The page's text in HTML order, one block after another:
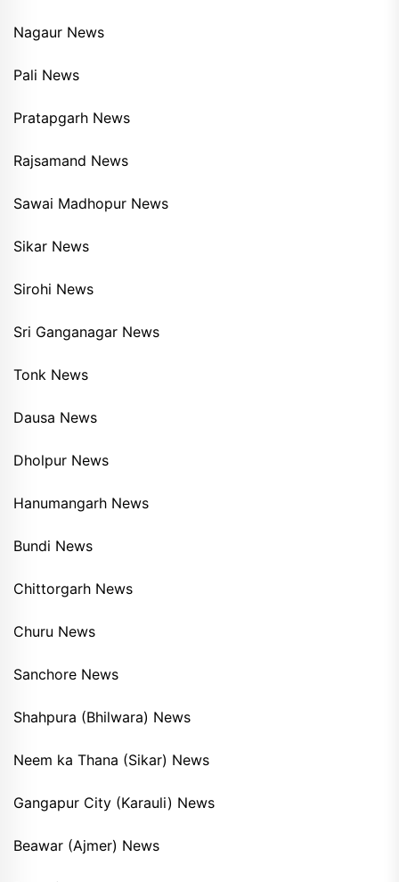
Nagaur News
Pali News
Pratapgarh News
Rajsamand News
Sawai Madhopur News
Sikar News
Sirohi News
Sri Ganganagar News
Tonk News
Dausa News
Dholpur News
Hanumangarh News
Bundi News
Chittorgarh News
Churu News
Sanchore News
Shahpura (Bhilwara) News
Neem ka Thana (Sikar) News
Gangapur City (Karauli) News
Beawar (Ajmer) News